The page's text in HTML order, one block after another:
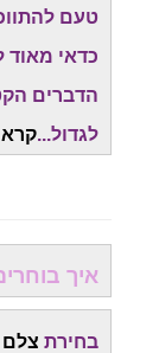
טעם
כדאי מאוד
הדברים
לגדול...קרא
איך
בחירת צלם